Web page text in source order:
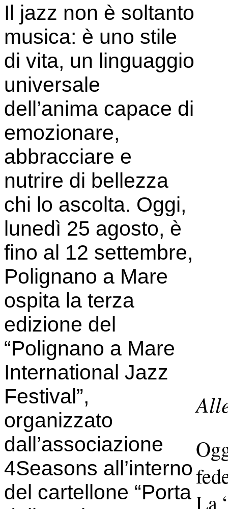
Il jazz non è soltanto
musica: è uno stile
di vita, un linguaggio
universale
dell’anima capace di
emozionare,
abbracciare e
nutrire di bellezza
chi lo ascolta. Oggi,
lunedì 25 agosto, è
fino al 12 settembre,
Polignano a Mare
ospita la terza
edizione del
“Polignano a Mare
International Jazz
Festival”,
organizzato
dall’associazione
4Seasons all’interno
del cartellone “PortaLa